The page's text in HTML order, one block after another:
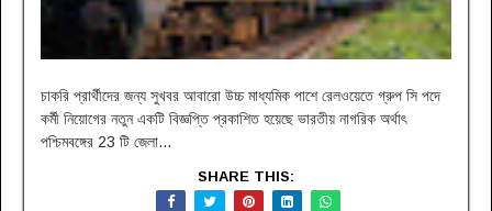
চাকরি প্রার্থীদের জন্য সুখবর আবারো উচ্চ মাধ্যমিক পাশে রেলওয়েতে গ্রুপ সি পদে
কর্মী নিয়োগের নতুন একটি বিজ্ঞপ্তি প্রকাশিত হয়েছে ভারতীয় নাগরিক অর্থাৎ
পশ্চিমবঙ্গের 23 টি জেলা...
SHARE THIS: